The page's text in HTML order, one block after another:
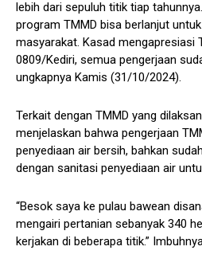
lebih dari sepuluh titik tiap
program TMMD bisa berlanjut
masyarakat. Kasad mengapresiasi
0809/Kediri, semua pengerjaan
ungkapnya Kamis (31/10/2024).
Terkait dengan TMMD yang
menjelaskan bahwa pengerjaan
penyediaan air bersih, bahkan
dengan sanitasi penyediaan air
“Besok saya ke pulau bawean
mengairi pertanian sebanyak 340
kerjakan di beberapa titik.”